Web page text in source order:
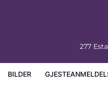
277
BILDER